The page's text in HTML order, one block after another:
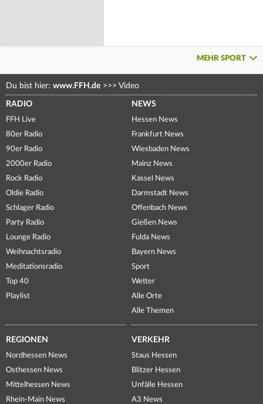
MEHR SPORT
Du bist hier: www.FFH.de >>> Video
RADIO
FFH Live
80er Radio
90er Radio
2000er Radio
Rock Radio
Oldie Radio
Schlager Radio
Party Radio
Lounge Radio
Weihnachtsradio
Meditationsradio
Top 40
Playlist
NEWS
Hessen News
Frankfurt News
Wiesbaden News
Mainz News
Kassel News
Darmstadt News
Offenbach News
Gießen News
Fulda News
Bayern News
Sport
Wetter
Alle Orte
Alle Themen
REGIONEN
Nordhessen News
Osthessen News
Mittelhessen News
Rhein-Main News
VERKEHR
Staus Hessen
Blitzer Hessen
Unfälle Hessen
A3 News